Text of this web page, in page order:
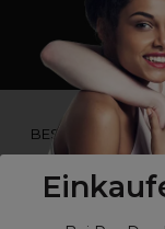
BESUCHE